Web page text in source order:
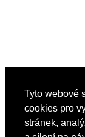
Tyto webové
cookies pro
stránek,